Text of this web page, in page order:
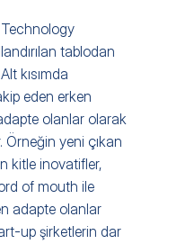
tablodan
kısımda
eden erken
olanlar olarak
Örneğin yeni çıkan
kitle inovatifler,
of mouth ile
adapte olanlar
up şirketlerin dar